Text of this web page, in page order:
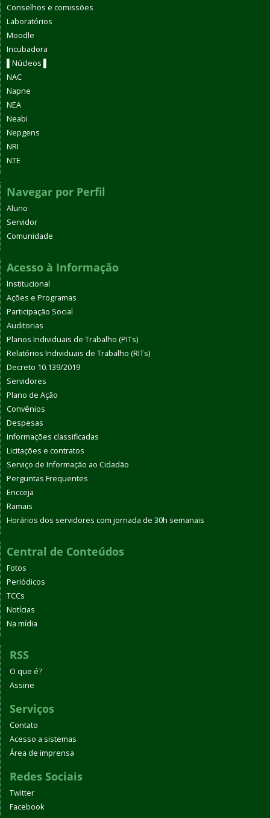
Conselhos e comissões
Laboratórios
Moodle
Incubadora
▌Núcleos ▌
NAC
Napne
NEA
Neabi
Nepgens
NRI
NTE
Navegar por Perfil
Aluno
Servidor
Comunidade
Acesso à Informação
Institucional
Ações e Programas
Participação Social
Auditorias
Planos Individuais de Trabalho (PITs)
Relatórios Individuais de Trabalho (RITs)
Decreto 10.139/2019
Servidores
Plano de Ação
Convênios
Despesas
Informações classificadas
Licitações e contratos
Serviço de Informação ao Cidadão
Perguntas Frequentes
Encceja
Ramais
Horários dos servidores com jornada de 30h semanais
Central de Conteúdos
Fotos
Periódicos
TCCs
Notícias
Na mídia
RSS
O que é?
Assine
Serviços
Contato
Acesso a sistemas
Área de imprensa
Redes Sociais
Twitter
Facebook